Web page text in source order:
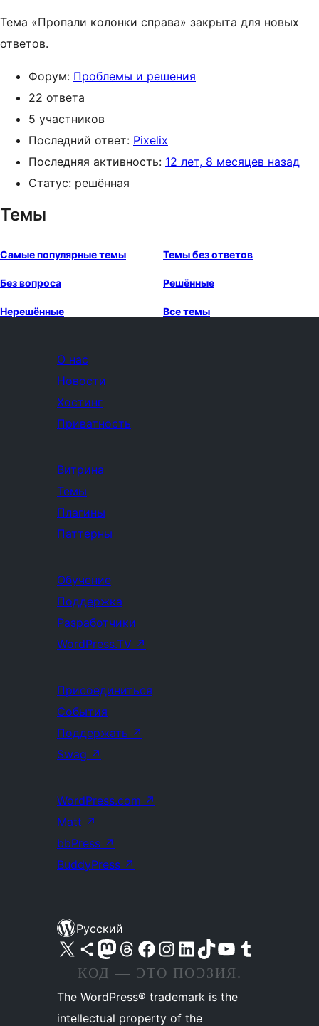
Тема «Пропали колонки справа» закрыта для новых
ответов.
Форум: Проблемы и решения
22 ответа
5 участников
Последний ответ: Pixelix
Последняя активность: 12 лет, 8 месяцев назад
Статус: решённая
Темы
Самые популярные темы Темы без ответов
Без вопроса Решённые
Нерешённые Все темы
О нас
Новости
Хостинг
Приватность
Витрина
Темы
Плагины
Паттерны
Обучение
Поддержка
Разработчики
WordPress.TV ↗
Присоединиться
События
Поддержать ↗
Swag ↗
WordPress.com ↗
Matt ↗
bbPress ↗
BuddyPress ↗
Русский
Посетите нас в X (ранее Twitter)
Посетите нашу учётную запись в Bluesky
Посетите нашу ленту в Mastodon
Посетите нашу учётную запись в Threads
Посетите нашу страницу на Facebook
Посетите наш Instagram
Посетите нашу страницу в LinkedIn
Посетите нашу учётную запись в TikTok
Посетите наш канал YouTube
Посетите нашу учётную запись в Tumblr
КОД — ЭТО ПОЭЗИЯ.
The WordPress® trademark is the
intellectual property of the